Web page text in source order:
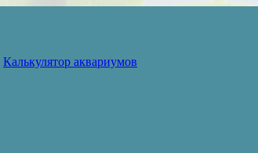
Калькулятор аквариумов